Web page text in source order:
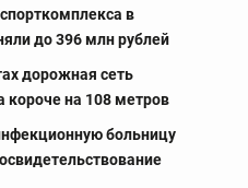
в
до 396 млн рублей
дорожная сеть
на 108 метров
больницу